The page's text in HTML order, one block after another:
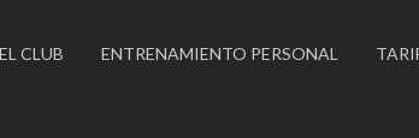
EL CLUB ENTRENAMIENTO PERSONAL